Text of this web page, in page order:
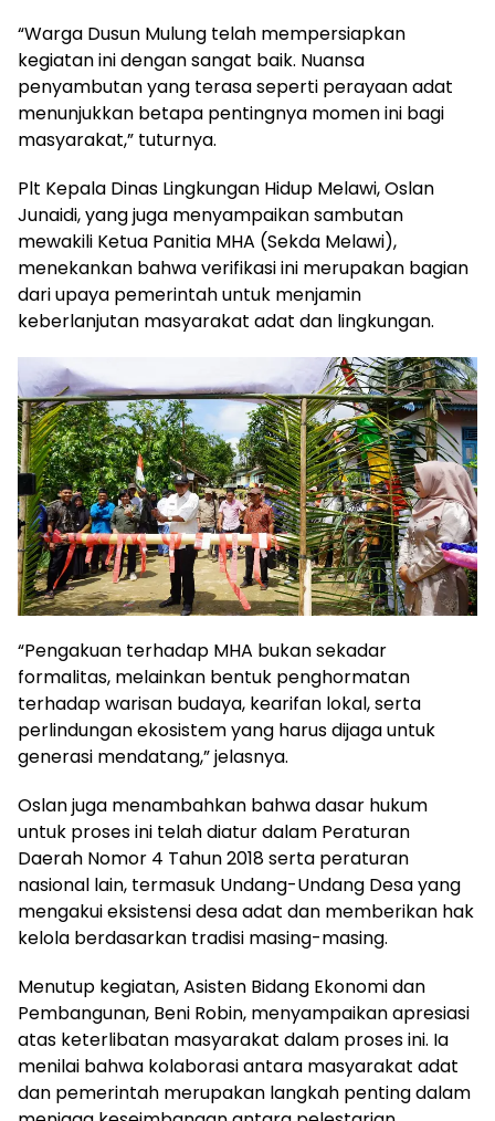
“Warga Dusun Mulung telah mempersiapkan
kegiatan ini dengan sangat baik. Nuansa
penyambutan yang terasa seperti perayaan adat
menunjukkan betapa pentingnya momen ini bagi
masyarakat,” tuturnya.
Plt Kepala Dinas Lingkungan Hidup Melawi, Oslan
Junaidi, yang juga menyampaikan sambutan
mewakili Ketua Panitia MHA (Sekda Melawi),
menekankan bahwa verifikasi ini merupakan bagian
dari upaya pemerintah untuk menjamin
keberlanjutan masyarakat adat dan lingkungan.
“Pengakuan terhadap MHA bukan sekadar
formalitas, melainkan bentuk penghormatan
terhadap warisan budaya, kearifan lokal, serta
perlindungan ekosistem yang harus dijaga untuk
generasi mendatang,” jelasnya.
Oslan juga menambahkan bahwa dasar hukum
untuk proses ini telah diatur dalam Peraturan
Daerah Nomor 4 Tahun 2018 serta peraturan
nasional lain, termasuk Undang-Undang Desa yang
mengakui eksistensi desa adat dan memberikan hak
kelola berdasarkan tradisi masing-masing.
Menutup kegiatan, Asisten Bidang Ekonomi dan
Pembangunan, Beni Robin, menyampaikan apresiasi
atas keterlibatan masyarakat dalam proses ini. Ia
menilai bahwa kolaborasi antara masyarakat adat
dan pemerintah merupakan langkah penting dalam